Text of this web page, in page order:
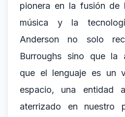
pionera en la fusión de
música y la
Anderson no solo
Burroughs sino que la
que el lenguaje es un
espacio, una entidad
aterrizado en nuestro